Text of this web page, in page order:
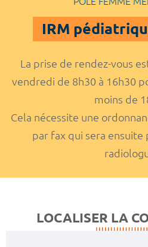
IRM
La prise de rendez-vous
vendredi de 8h30 à 16h30
moins de
Cela nécessite une
par fax qui sera ensuite
LOCALISER LA